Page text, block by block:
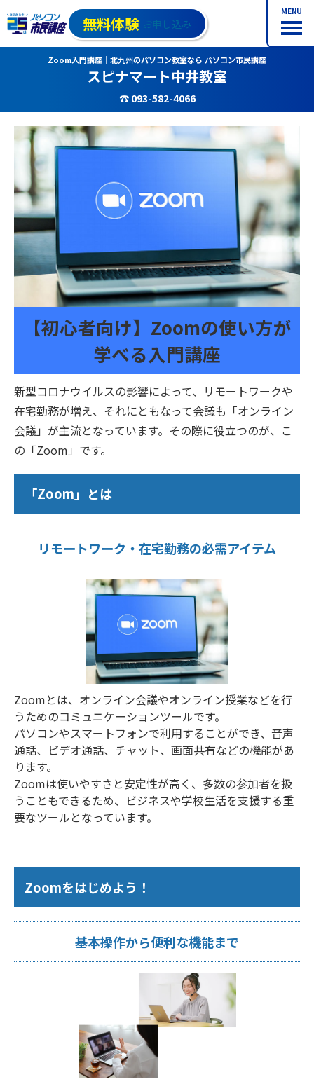
MENU
無料体験 お申し込み
Zoom入門講座｜北九州のパソコン教室なら パソコン市民講座
スピナマート中井教室
☎ 093-582-4066
【初心者向け】Zoomの使い方が
学べる入門講座
新型コロナウイルスの影響によって、リモートワークや
在宅勤務が増え、それにともなって会議も「オンライン
会議」が主流となっています。その際に役立つのが、こ
の「Zoom」です。
「Zoom」とは
リモートワーク・在宅勤務の必需アイテム
Zoomとは、オンライン会議やオンライン授業などを行
うためのコミュニケーションツールです。
パソコンやスマートフォンで利用することができ、音声
通話、ビデオ通話、チャット、画面共有などの機能があ
ります。
Zoomは使いやすさと安定性が高く、多数の参加者を扱
うこともできるため、ビジネスや学校生活を支援する重
要なツールとなっています。
Zoomをはじめよう！
基本操作から便利な機能まで